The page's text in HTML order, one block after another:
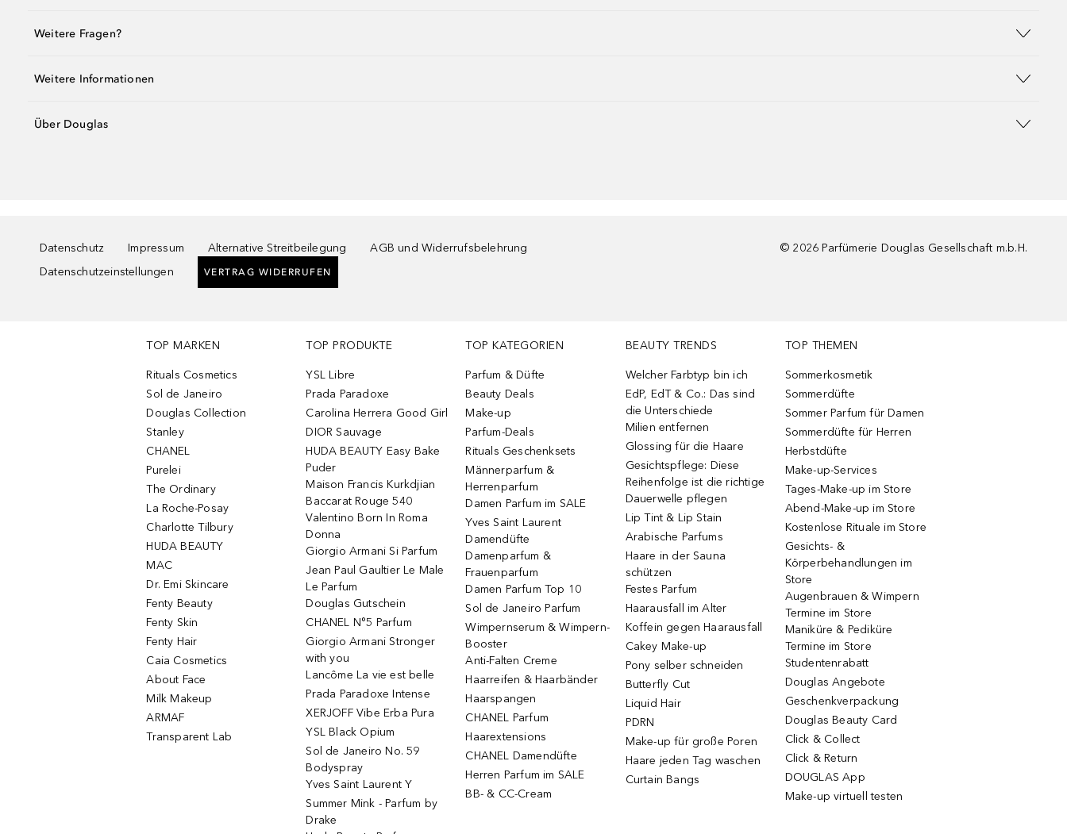
Weitere Fragen?
Weitere Informationen
Über Douglas
Datenschutz Impressum Alternative Streitbeilegung
AGB und Widerrufsbelehrung
Datenschutzeinstellungen
VERTRAG WIDERRUFEN
© 2026 Parfümerie Douglas Gesellschaft m.b.H.
TOP MARKEN
Rituals Cosmetics
Sol de Janeiro
Douglas Collection
Stanley
CHANEL
Purelei
The Ordinary
La Roche-Posay
Charlotte Tilbury
HUDA BEAUTY
MAC
Dr. Emi Skincare
Fenty Beauty
Fenty Skin
Fenty Hair
Caia Cosmetics
About Face
Milk Makeup
ARMAF
Transparent Lab
TOP PRODUKTE
YSL Libre
Prada Paradoxe
Carolina Herrera Good Girl
DIOR Sauvage
HUDA BEAUTY Easy Bake
Puder
Maison Francis Kurkdjian
Baccarat Rouge 540
Valentino Born In Roma
Donna
Giorgio Armani Si Parfum
Jean Paul Gaultier Le Male
Le Parfum
Douglas Gutschein
CHANEL N°5 Parfum
Giorgio Armani Stronger
with you
Lancôme La vie est belle
Prada Paradoxe Intense
XERJOFF Vibe Erba Pura
YSL Black Opium
Sol de Janeiro No. 59
Bodyspray
Yves Saint Laurent Y
Summer Mink - Parfum by
Drake
TOP KATEGORIEN
Parfum & Düfte
Beauty Deals
Make-up
Parfum-Deals
Rituals Geschenksets
Männerparfum &
Herrenparfum
Damen Parfum im SALE
Yves Saint Laurent
Damendüfte
Damenparfum &
Frauenparfum
Damen Parfum Top 10
Sol de Janeiro Parfum
Wimpernserum & Wimpern-
Booster
Anti-Falten Creme
Haarreifen & Haarbänder
Haarspangen
CHANEL Parfum
Haarextensions
CHANEL Damendüfte
Herren Parfum im SALE
BB- & CC-Cream
BEAUTY TRENDS
Welcher Farbtyp bin ich
EdP, EdT & Co.: Das sind
die Unterschiede
Milien entfernen
Glossing für die Haare
Gesichtspflege: Diese
Reihenfolge ist die richtige
Dauerwelle pflegen
Lip Tint & Lip Stain
Arabische Parfums
Haare in der Sauna
schützen
Festes Parfum
Haarausfall im Alter
Koffein gegen Haarausfall
Cakey Make-up
Pony selber schneiden
Butterfly Cut
Liquid Hair
PDRN
Make-up für große Poren
Haare jeden Tag waschen
Curtain Bangs
TOP THEMEN
Sommerkosmetik
Sommerdüfte
Sommer Parfum für Damen
Sommerdüfte für Herren
Herbstdüfte
Make-up-Services
Tages-Make-up im Store
Abend-Make-up im Store
Kostenlose Rituale im Store
Gesichts- &
Körperbehandlungen im
Store
Augenbrauen & Wimpern
Termine im Store
Maniküre & Pediküre
Termine im Store
Studentenrabatt
Douglas Angebote
Geschenkverpackung
Douglas Beauty Card
Click & Collect
Click & Return
DOUGLAS App
Make-up virtuell testen